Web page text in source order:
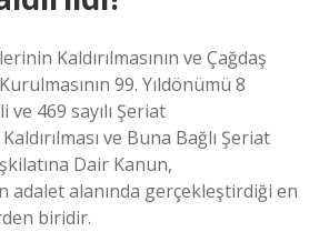
Kaldırılmasının ve Çağdaş
99. Yıldönümü 8
469 sayılı Şeriat
ve Buna Bağlı Şeriat
Dair Kanun,
adalet alanında gerçekleştirdiği en
biridir.